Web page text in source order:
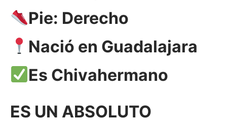
Pie: Derecho
Nació en Guadalajara
Es Chivahermano
ES UN ABSOLUTO